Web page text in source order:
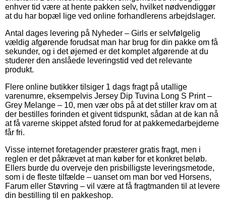
enhver tid være at hente pakken selv, hvilket nødvendiggør
at du har bopæl lige ved online forhandlerens arbejdslager.
Antal dages levering på Nyheder – Girls er selvfølgelig
vældig afgørende forudsat man har brug for din pakke om få
sekunder, og i det øjemed er det komplet afgørende at du
studerer den anslåede leveringstid ved det relevante
produkt.
Flere online butikker tilsiger 1 dags fragt på utallige
varenumre, eksempelvis Jersey Dip Tuvina Long S Print –
Grey Melange – 10, men vær obs på at det stiller krav om at
der bestilles forinden et givent tidspunkt, sådan at de kan nå
at få varerne skippet afsted forud for at pakkemedarbejderne
får fri.
Visse internet foretagender præsterer gratis fragt, men i
reglen er det påkrævet at man køber for et konkret beløb.
Ellers burde du overveje den prisbilligste leveringsmetode,
som i de fleste tilfælde – uanset om man bor ved Horsens,
Farum eller Støvring – vil være at få fragtmanden til at levere
din bestilling til en pakkeshop.